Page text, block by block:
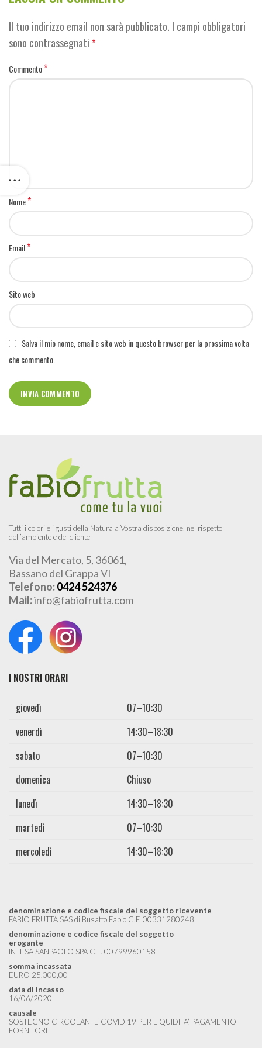
Il tuo indirizzo email non sarà pubblicato. I campi obbligatori
sono contrassegnati *
Commento*
Nome*
Email*
Sito web
Salva il mio nome, email e sito web in questo browser per la prossima volta
che commento.
Tutti i colori e i gusti della Natura a Vostra disposizione, nel rispetto
dell’ambiente e del cliente
Via del Mercato, 5, 36061,
Bassano del Grappa VI
Telefono:0424 524376
Mail:info@fabiofrutta.com
I NOSTRI ORARI
giovedì
07–10:30
venerdì
14:30–18:30
sabato
07–10:30
domenica
Chiuso
lunedì
14:30–18:30
martedì
07–10:30
mercoledì
14:30–18:30
denominazione e codice fiscale del soggetto ricevente
FABIO FRUTTA SAS di Busatto Fabio C.F. 00331280248
denominazione e codice fiscale del soggetto
erogante
INTESA SANPAOLO SPA C.F. 00799960158
somma incassata
EURO 25.000,00
data di incasso
16/06/2020
causale
SOSTEGNO CIRCOLANTE COVID 19 PER LIQUIDITA’ PAGAMENTO
FORNITORI